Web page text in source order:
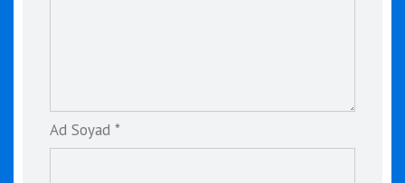
Ad Soyad *